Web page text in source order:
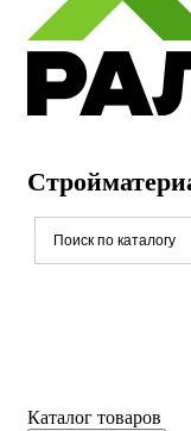
Каталог товаров